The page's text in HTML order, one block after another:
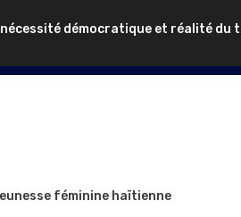
démocratique et réalité du
féminine haïtienne